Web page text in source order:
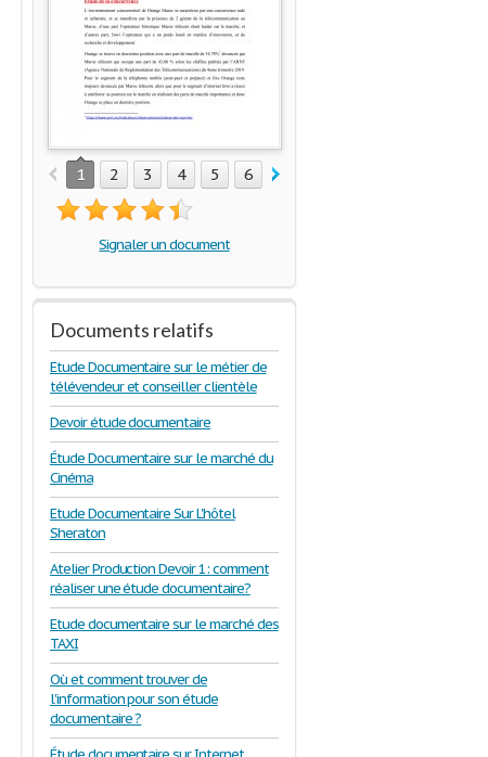
1 2 3 4 5 6
Signaler un document
Documents relatifs
Etude Documentaire sur le métier de
télévendeur et conseiller clientèle
Devoir étude documentaire
Étude Documentaire sur le marché du
Cinéma
Etude Documentaire Sur L'hôtel
Sheraton
Atelier Production Devoir 1: comment
réaliser une étude documentaire?
Etude documentaire sur le marché des
TAXI
Où et comment trouver de
l'information pour son étude
documentaire ?